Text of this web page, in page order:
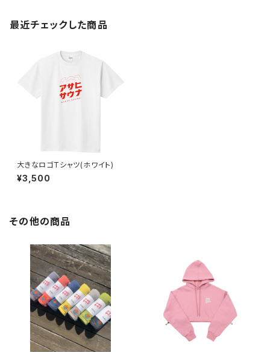
最近チェックした商品
大きなロゴTシャツ(ホワイト)
¥3,500
その他の商品